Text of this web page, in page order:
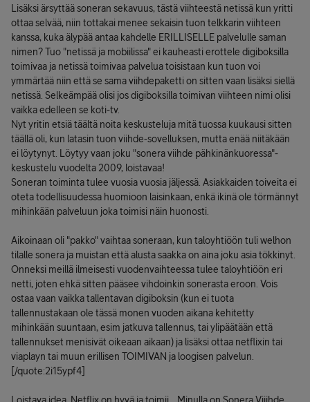
Lisäksi ärsyttää soneran sekavuus, tästä viihteestä netissä kun yritti
ottaa selvää, niin tottakai menee sekaisin tuon telkkarin viihteen
kanssa, kuka älypää antaa kahdelle ERILLISELLE palvelulle saman
nimen? Tuo "netissä ja mobiilissa" ei kauheasti erottele digiboksilla
toimivaa ja netissä toimivaa palvelua toisistaan kun tuon voi
ymmärtää niin että se sama viihdepaketti on sitten vaan lisäksi siellä
netissä. Selkeämpää olisi jos digiboksilla toimivan viihteen nimi olisi
vaikka edelleen se koti-tv.
Nyt yritin etsiä täältä noita keskusteluja mitä tuossa kuukausi sitten
täällä oli, kun latasin tuon viihde-sovelluksen, mutta enää niitäkään
ei löytynyt. Löytyy vaan joku "sonera viihde pähkinänkuoressa"-
keskustelu vuodelta 2009, loistavaa!
Soneran toiminta tulee vuosia vuosia jäljessä. Asiakkaiden toiveita ei
oteta todellisuudessa huomioon laisinkaan, enkä ikinä ole törmännyt
mihinkään palveluun joka toimisi näin huonosti.
Aikoinaan oli "pakko" vaihtaa soneraan, kun taloyhtiöön tuli welhon
tilalle sonera ja muistan että alusta saakka on aina joku asia tökkinyt.
Onneksi meillä ilmeisesti vuodenvaihteessa tulee taloyhtiöön eri
netti, joten ehkä sitten pääsee vihdoinkin sonerasta eroon. Vois
ostaa vaan vaikka tallentavan digiboksin (kun ei tuota
tallennustakaan ole tässä monen vuoden aikana kehitetty
mihinkään suuntaan, esim jatkuva tallennus, tai ylipäätään että
tallennukset menisivät oikeaan aikaan) ja lisäksi ottaa netflixin tai
viaplayn tai muun erillisen TOIMIVAN ja loogisen palvelun.
[/quote:2i15ypf4]